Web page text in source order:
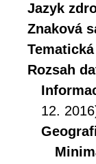
Jazyk
Znaková
Rozsah
12.